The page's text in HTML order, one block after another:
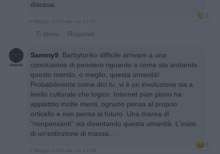
discesa.
1
8 Maggio 2024 alle ore 17:01
· Ti stimo · Rispondi
Sammy9: Barbyturiko difficile arrivare a una
conclusione di pensiero riguardo a come sta andando
questo mondo, o meglio, questa umanità!
Probabilmente come dici tu, vi è un involuzione sia a
livello culturale che logico. Internet pian piano ha
appiattito molte menti, ognuno pensa al proprio
orticello e non pensa al futuro. Una marea di
"nonpensanti" sta diventando questa umanità. L'inizio
di un'estinzione di massa....
1
8 Maggio 2024 alle ore 17:08